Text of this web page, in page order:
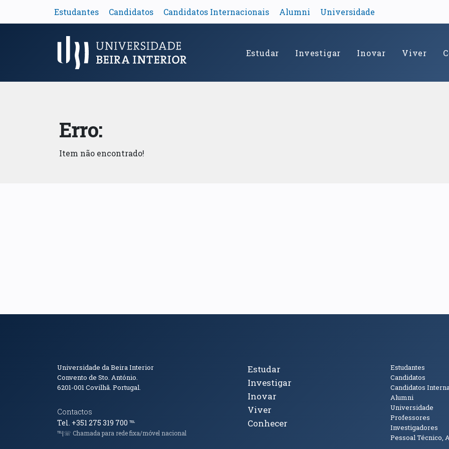
Estudantes Candidatos Candidatos Internacionais Alumni Universidade
Menu Principal Estudar Investigar Inovar Viver
Erro:
Item não encontrado!
Informações de Contacto
Universidade da Beira Interior
Convento de Sto. António.
6201-001Covilhã. Portugal.
Contactos
Tel. +351 275 319 700 ℡
℡|☏ Chamada para rede fixa/móvel nacional
Tópicos Principais
Estudar
Investigar
Inovar
Viver
Conhecer
Públicos
Estudantes
Candidatos
Candidatos
Alumni
Universidade
Professores
Investigadores
Pessoal Técnico,